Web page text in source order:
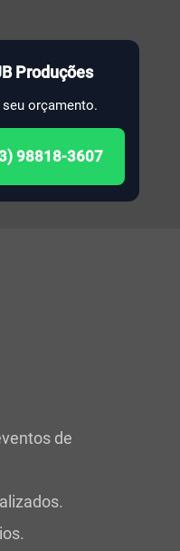
Produções
orçamento.
98818-3607
de